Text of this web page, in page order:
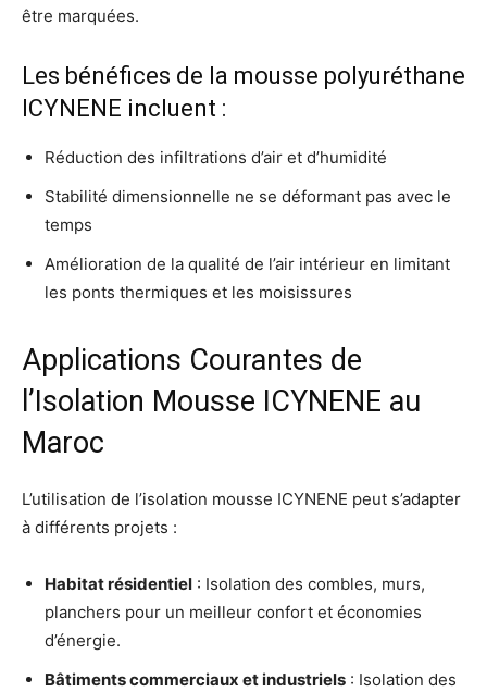
être marquées.
Les bénéfices de la mousse polyuréthane
ICYNENE incluent :
Réduction des infiltrations d’air et d’humidité
Stabilité dimensionnelle ne se déformant pas avec le
temps
Amélioration de la qualité de l’air intérieur en limitant
les ponts thermiques et les moisissures
Applications Courantes de
l’Isolation Mousse ICYNENE au
Maroc
L’utilisation de l’isolation mousse ICYNENE peut s’adapter
à différents projets :
Habitat résidentiel : Isolation des combles, murs,
planchers pour un meilleur confort et économies
d’énergie.
Bâtiments commerciaux et industriels : Isolation des